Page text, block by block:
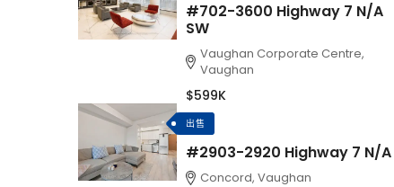
#702-3600 Highway 7 N/A
SW
Vaughan Corporate Centre,
Vaughan
$599K
出售
#2903-2920 Highway 7 N/A
Concord, Vaughan